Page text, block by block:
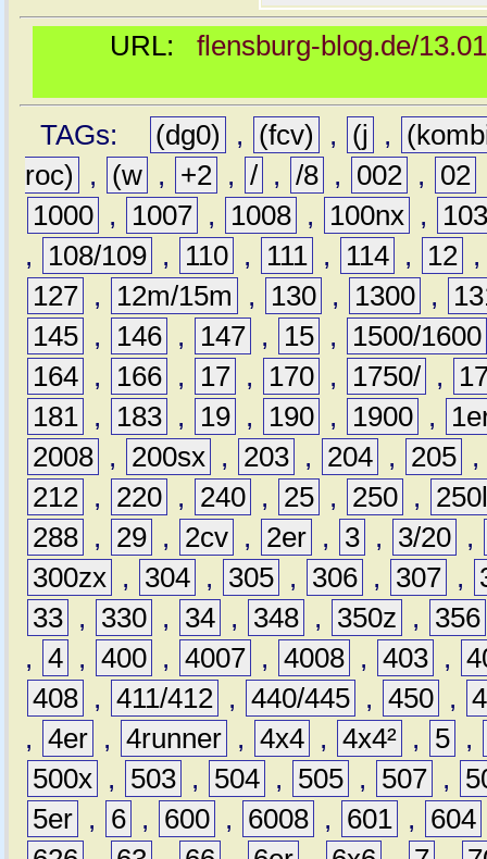
URL: flensburg-blog.de/
TAGs: (dg0) , (fcv) , (j ,
roc)
, (w , +2 , / , /8 , 002 , 02
1000 , 1007 , 1008 , 100nx ,
,
108/109 , 110 , 111 , 114 , 12
127 , 12m/15m , 130 , 1300 ,
145 , 146 , 147 , 15 ,
1500/1600
164 , 166 , 17 , 170 , 1750/ ,
181 , 183 , 19 , 190 , 1900 ,
2008 , 200sx , 203 , 204 , 205 ,
212 , 220 , 240 , 25 , 250 ,
288 , 29 , 2cv , 2er , 3 , 3/20 ,
300zx , 304 , 305 , 306 , 307 ,
33 , 330 , 34 , 348 , 350z ,
356
, 4 , 400 , 4007 , 4008 , 403 ,
408 , 411/412 , 440/445 , 450 ,
, 4er , 4runner , 4x4 , 4x4² , 5 ,
500x , 503 , 504 , 505 , 507 ,
5er , 6 , 600 , 6008 , 601 , 604